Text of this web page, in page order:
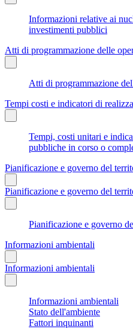
Informazioni relative ai
investimenti pubblici
Atti di programmazione delle
Atti di programmazione
Tempi costi e indicatori di
Tempi, costi unitari e
pubbliche in corso o
Pianificazione e governo del
Pianificazione e governo del
Pianificazione e governo
Informazioni ambientali
Informazioni ambientali
Informazioni ambientali
Stato dell'ambiente
Fattori inquinanti